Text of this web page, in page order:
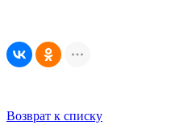
Возврат к списку